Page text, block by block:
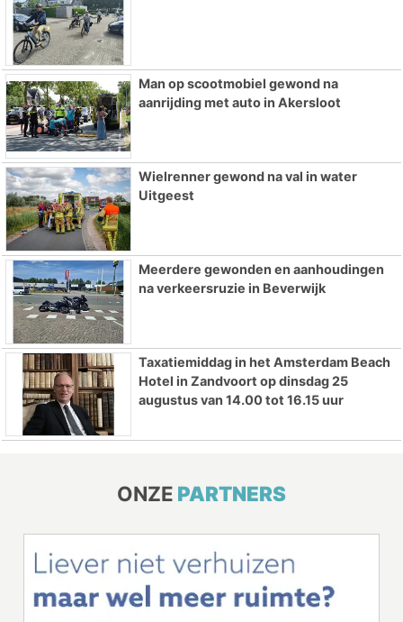
Man op scootmobiel gewond na
aanrijding met auto in Akersloot
Wielrenner gewond na val in water
Uitgeest
Meerdere gewonden en aanhoudingen
na verkeersruzie in Beverwijk
Taxatiemiddag in het Amsterdam Beach
Hotel in Zandvoort op dinsdag 25
augustus van 14.00 tot 16.15 uur
ONZE PARTNERS